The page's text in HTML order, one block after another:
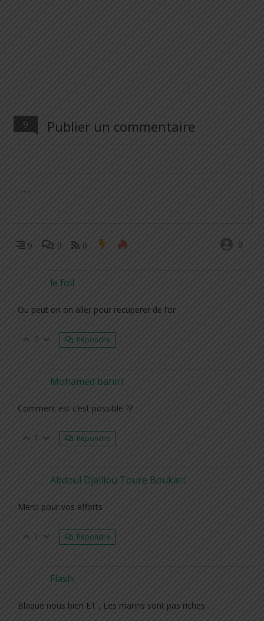
9 Publier un commentaire
9 0 0 9
le foll
Ou peut on on aller pour recuperer de l’or
2 Répondre
Mohamed bahiri
Comment est c’est possible ??
1 Répondre
Abdoul Djalilou Toure Boukari
Merci pour vos efforts
1 Répondre
Flash
Blaque nous bien ET , Les marins sont pas riches